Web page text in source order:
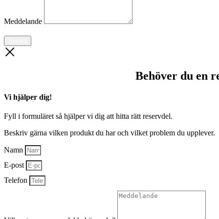
Meddelande
Behöver du en
Vi hjälper dig!
Fyll i formuläret så hjälper vi dig att hitta rätt reservdel.
Beskriv gärna vilken produkt du har och vilket problem du upplever.
Namn
E-post
Telefon